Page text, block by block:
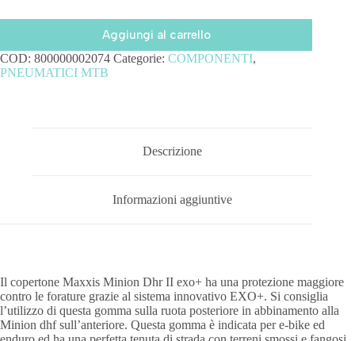
Aggiungi al carrello
COD: 800000002074 Categorie: COMPONENTI,
PNEUMATICI MTB
Descrizione
Informazioni aggiuntive
Il copertone Maxxis Minion Dhr II exo+ ha una protezione maggiore
contro le forature grazie al sistema innovativo EXO+. Si consiglia
l’utilizzo di questa gomma sulla ruota posteriore in abbinamento alla
Minion dhf sull’anteriore. Questa gomma è indicata per e-bike ed